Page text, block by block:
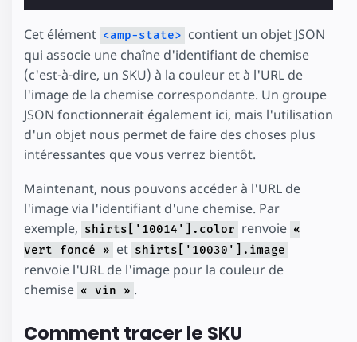
Cet élément <amp-state> contient un objet JSON
qui associe une chaîne d'identifiant de chemise
(c'est-à-dire, un SKU) à la couleur et à l'URL de
l'image de la chemise correspondante. Un groupe
JSON fonctionnerait également ici, mais l'utilisation
d'un objet nous permet de faire des choses plus
intéressantes que vous verrez bientôt.
Maintenant, nous pouvons accéder à l'URL de
l'image via l'identifiant d'une chemise. Par
exemple, shirts['10014'].color renvoie «
vert foncé » et shirts['10030'].image
renvoie l'URL de l'image pour la couleur de
chemise « vin » .
Comment tracer le SKU